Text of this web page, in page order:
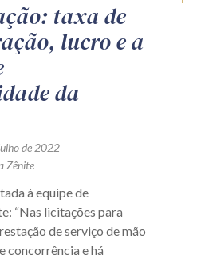
taxa de
lucro e a
da
de 2022
Zênite
à equipe de
“Nas licitações para
de serviço de mão
concorrência e há